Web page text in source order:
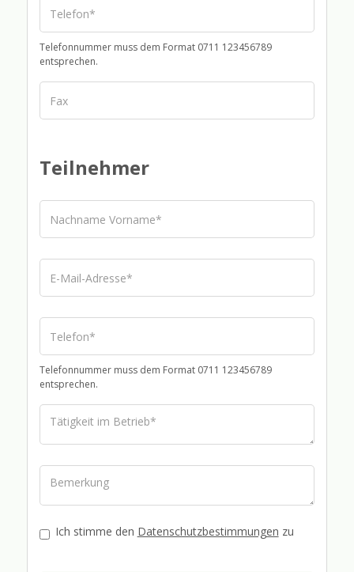
Telefonnummer muss dem Format 0711 123456789
entsprechen.
Teilnehmer
Telefonnummer muss dem Format 0711 123456789
entsprechen.
Ich stimme den Datenschutzbestimmungen zu